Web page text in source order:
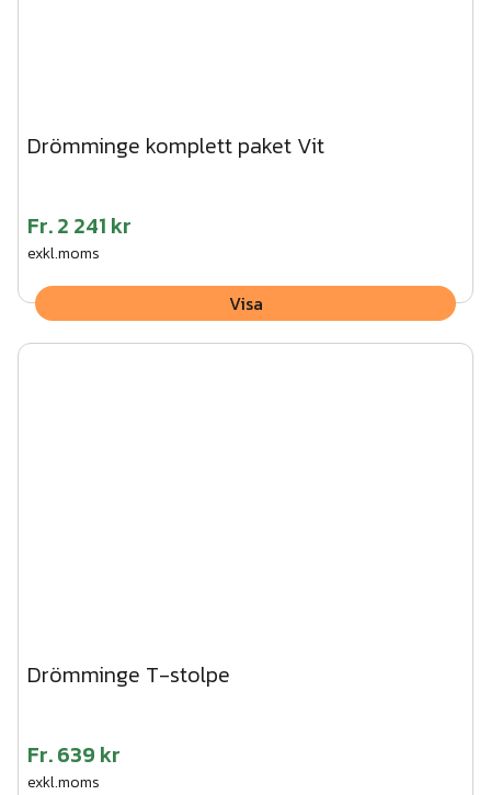
Drömminge komplett paket Vit
Fr.2 241 kr
exkl.moms
Visa
Drömminge T-stolpe
Fr.639 kr
exkl.moms